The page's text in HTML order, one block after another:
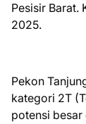
Pesisir Barat.
2025.
Pekon
kategori 2T
potensi